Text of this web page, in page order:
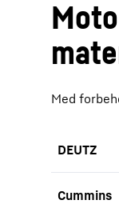
Med
DEUTZ
Cummins